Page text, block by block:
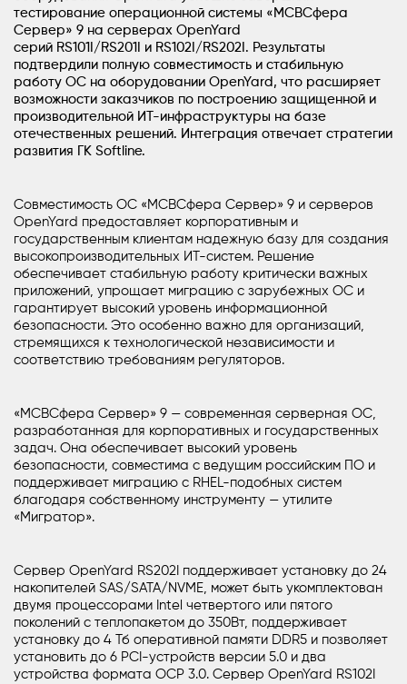
тестирование операционной системы «МСВСфера
Сервер» 9 на серверах OpenYard
серий RS101I / RS201I и RS102I/ RS202I . Результаты
подтвердили полную совместимость и стабильную
работу ОС на оборудовании OpenYard, что расширяет
возможности заказчиков по построению защищенной и
производительной ИТ-инфраструктуры на базе
отечественных решений. Интеграция отвечает стратегии
развития ГК Softline.
Совместимость ОС «МСВСфера Сервер» 9 и серверов
OpenYard предоставляет корпоративным и
государственным клиентам надежную базу для создания
высокопроизводительных ИТ-систем. Решение
обеспечивает стабильную работу критически важных
приложений, упрощает миграцию с зарубежных ОС и
гарантирует высокий уровень информационной
безопасности. Это особенно важно для организаций,
стремящихся к технологической независимости и
соответствию требованиям регуляторов.
«МСВСфера Сервер» 9 — современная серверная ОС,
разработанная для корпоративных и государственных
задач. Она обеспечивает высокий уровень
безопасности, совместима с ведущим российским ПО и
поддерживает миграцию с RHEL-подобных систем
благодаря собственному инструменту — утилите
«Мигратор».
Сервер OpenYard RS202I поддерживает установку до 24
накопителей SAS/SATA/NVME, может быть укомплектован
двумя процессорами Intel четвертого или пятого
поколений с теплопакетом до 350Вт, поддерживает
установку до 4 Тб оперативной памяти DDR5 и позволяет
установить до 6 PCI-устройств версии 5.0 и два
устройства формата OCP 3.0. Сервер OpenYard RS102I